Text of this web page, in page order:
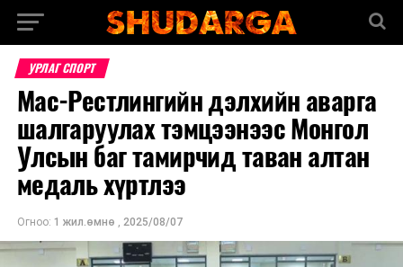
УРЛАГ СПОРТ
Мас-Рестлингийн дэлхийн аварга
шалгаруулах тэмцээнээс Монгол
Улсын баг тамирчид таван алтан
медаль хүртлээ
Огноо: 1 жил.өмнө , 2025/08/07